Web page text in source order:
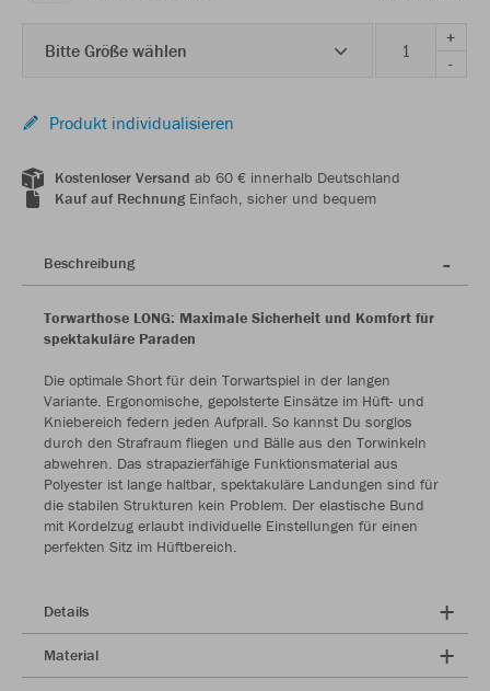
Bitte Größe wählen
+
-
Produkt individualisieren
Kostenloser Versand ab 60 € innerhalb Deutschland
Kauf auf RechnungEinfach, sicher und bequem
Beschreibung
Torwarthose LONG: Maximale Sicherheit und Komfort für
spektakuläre Paraden
Die optimale Short für dein Torwartspiel in der langen
Variante. Ergonomische, gepolsterte Einsätze im Hüft- und
Kniebereich federn jeden Aufprall. So kannst Du sorglos
durch den Strafraum fliegen und Bälle aus den Torwinkeln
abwehren. Das strapazierfähige Funktionsmaterial aus
Polyester ist lange haltbar, spektakuläre Landungen sind für
die stabilen Strukturen kein Problem. Der elastische Bund
mit Kordelzug erlaubt individuelle Einstellungen für einen
perfekten Sitz im Hüftbereich.
Details
Material